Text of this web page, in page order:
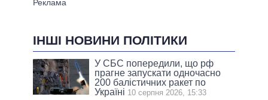
ІНШІ НОВИНИ ПОЛІТИКИ
У СБС попередили, що рф
прагне запускати одночасно
200 балістичних ракет по
Україні 10 серпня 2026, 15:33